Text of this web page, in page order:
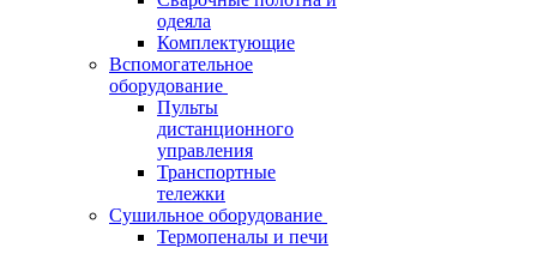
одеяла
Комплектующие
Вспомогательное
оборудование
Пульты
дистанционного
управления
Транспортные
тележки
Сушильное оборудование
Термопеналы и печи